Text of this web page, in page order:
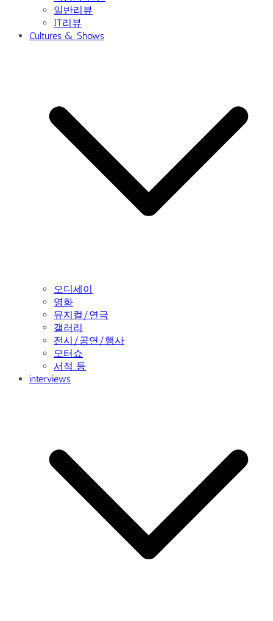
일반리뷰
IT리뷰
Cultures & Shows
오디세이
영화
뮤지컬/연극
갤러리
전시/공연/행사
모터쇼
서적 등
interviews